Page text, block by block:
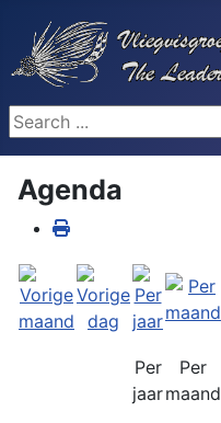
Search ...
Agenda
Per
jaar
Per
maand